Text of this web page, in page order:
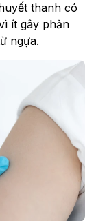
thanh có
ít gây phản
ngựa.